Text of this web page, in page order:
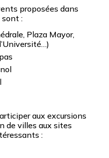
proposées dans
sont :
Plaza Mayor,
aux excursions
de villes aux sites
: